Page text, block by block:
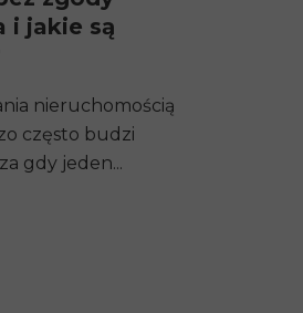
i jakie są
nieruchomością
często budzi
gdy jeden...